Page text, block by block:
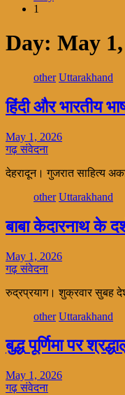
1
Day: May
other Uttarakhand
हिंदी और भारतीय
May 1, 2026
गढ़ संवेदना
देहरादून। गुजरात साहित्य
other Uttarakhand
बाबा केदारनाथ के
May 1, 2026
गढ़ संवेदना
रुद्रप्रयाग। शुक्रवार सुबह
other Uttarakhand
बुद्ध पूर्णिमा पर
May 1, 2026
गढ़ संवेदना